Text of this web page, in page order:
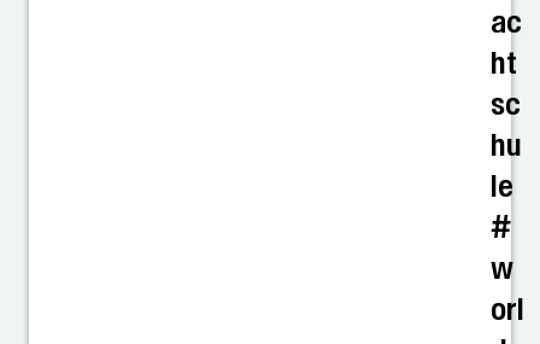
ac
ht
sc
hu
le
#
w
orl